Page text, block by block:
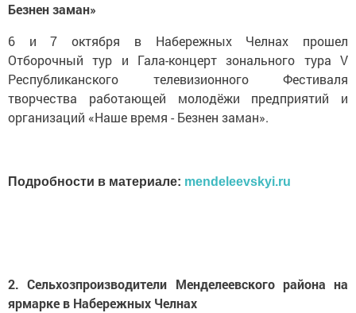
Безнен заман»
6 и 7 октября в Набережных Челнах прошел
Отборочный тур и Гала-концерт зонального тура V
Республиканского телевизионного Фестиваля
творчества работающей молодёжи предприятий и
организаций «Наше время - Безнен заман».
Подробности в материале: mendeleevskyi.ru
2. Сельхозпроизводители Менделеевского района на
ярмарке в Набережных Челнах